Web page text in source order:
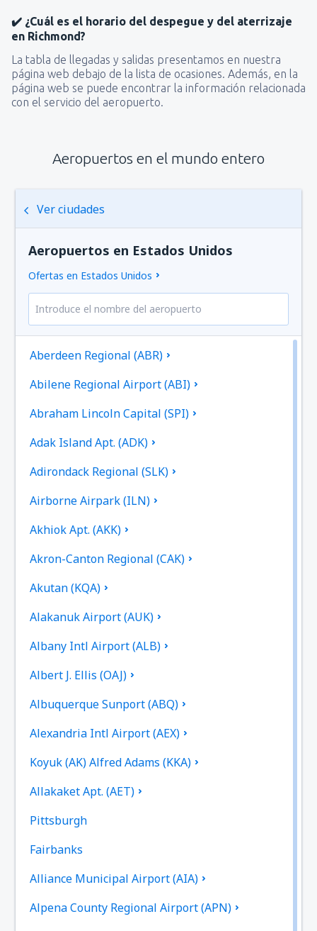
✔️ ¿Cuál es el horario del despegue y del aterrizaje
en Richmond?
La tabla de llegadas y salidas presentamos en nuestra
página web debajo de la lista de ocasiones. Además, en la
página web se puede encontrar la información relacionada
con el servicio del aeropuerto.
Aeropuertos en el mundo entero
Ver ciudades
Aeropuertos en Estados Unidos
Ofertas en Estados Unidos
Aberdeen Regional (ABR)
Abilene Regional Airport (ABI)
Abraham Lincoln Capital (SPI)
Adak Island Apt. (ADK)
Adirondack Regional (SLK)
Airborne Airpark (ILN)
Akhiok Apt. (AKK)
Akron-Canton Regional (CAK)
Akutan (KQA)
Alakanuk Airport (AUK)
Albany Intl Airport (ALB)
Albert J. Ellis (OAJ)
Albuquerque Sunport (ABQ)
Alexandria Intl Airport (AEX)
Koyuk (AK) Alfred Adams (KKA)
Allakaket Apt. (AET)
Pittsburgh
Fairbanks
Alliance Municipal Airport (AIA)
Alpena County Regional Airport (APN)